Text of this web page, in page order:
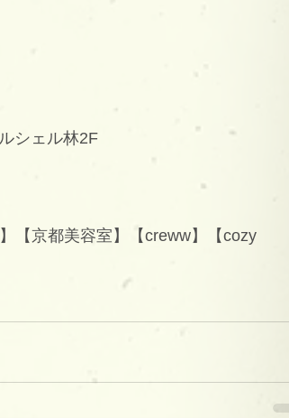
シェル林2F
【京都美容室】【creww】【cozy